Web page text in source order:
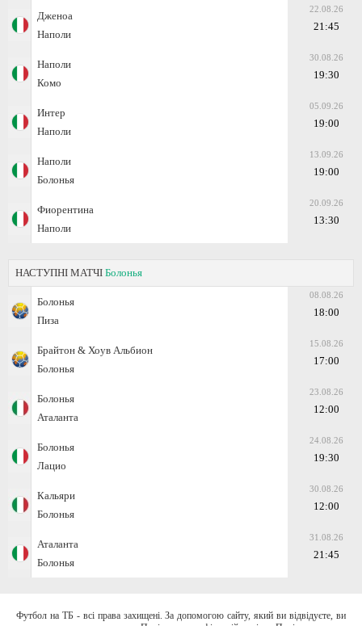
Дженоа
Наполи
22.08.26
21:45
Наполи
Комо
30.08.26
19:30
Интер
Наполи
05.09.26
19:00
Наполи
Болонья
13.09.26
19:00
Фиорентина
Наполи
20.09.26
13:30
НАСТУПНІ МАТЧІ Болонья
Болонья
Пиза
08.08.26
18:00
Брайтон & Хоув Альбион
Болонья
15.08.26
17:00
Болонья
Аталанта
23.08.26
12:00
Болонья
Лацио
24.08.26
19:30
Кальяри
Болонья
30.08.26
12:00
Аталанта
Болонья
31.08.26
21:45
Футбол на ТБ - всі права захищені. За допомогою сайту, який ви відвідуєте, ви